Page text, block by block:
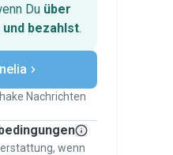
Du über
bezahlst.
falls sich Deine
– von der
–, um
abgesichert zu
Nachrichten
wenn